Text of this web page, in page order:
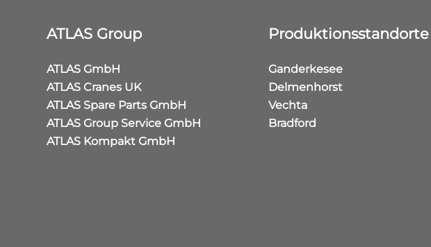
ATLAS Group
ATLAS GmbH
ATLAS Cranes UK
ATLAS Spare Parts GmbH
ATLAS Group Service GmbH
ATLAS Kompakt GmbH
Produktionsstandorte
Ganderkesee
Delmenhorst
Vechta
Bradford